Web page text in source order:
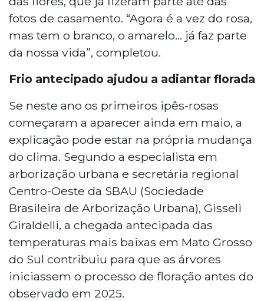
fotos de casamento. “Agora é a vez do rosa,
mas tem o branco, o amarelo… já faz parte
da nossa vida”, completou.
Frio antecipado ajudou a adiantar florada
Se neste ano os primeiros ipês-rosas
começaram a aparecer ainda em maio, a
explicação pode estar na própria mudança
do clima. Segundo a especialista em
arborização urbana e secretária regional
Centro-Oeste da SBAU (Sociedade
Brasileira de Arborização Urbana), Gisseli
Giraldelli, a chegada antecipada das
temperaturas mais baixas em Mato Grosso
do Sul contribuiu para que as árvores
iniciassem o processo de floração antes do
observado em 2025.